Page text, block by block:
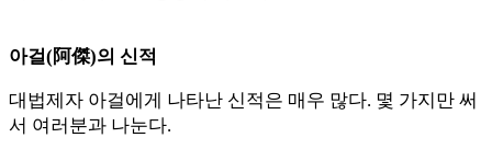
아걸(阿傑)의 신적
대법제자 아걸에게 나타난 신적은 매우 많다. 몇 가지만 써
서 여러분과 나눈다.